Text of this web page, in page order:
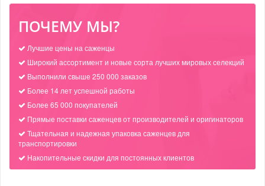
ПОЧЕМУ МЫ?
Лучшие цены на саженцы
Широкий ассортимент и новые сорта лучших мировых селекций
Выполнили свыше 250 000 заказов
Более 14 лет успешной работы
Более 65 000 покупателей
Прямые поставки саженцев от производителей и оригинаторов
Тщательная и надежная упаковка саженцев для
транспортировки
Накопительные скидки для постоянных клиентов